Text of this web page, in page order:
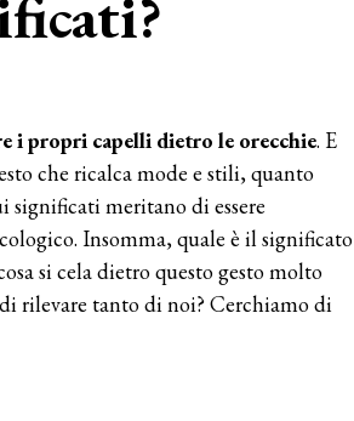
i propri capelli dietro le orecchie. E
che ricalca mode e stili, quanto
significati meritano di essere
Insomma, quale è il significato
si cela dietro questo gesto molto
rilevare tanto di noi? Cerchiamo di